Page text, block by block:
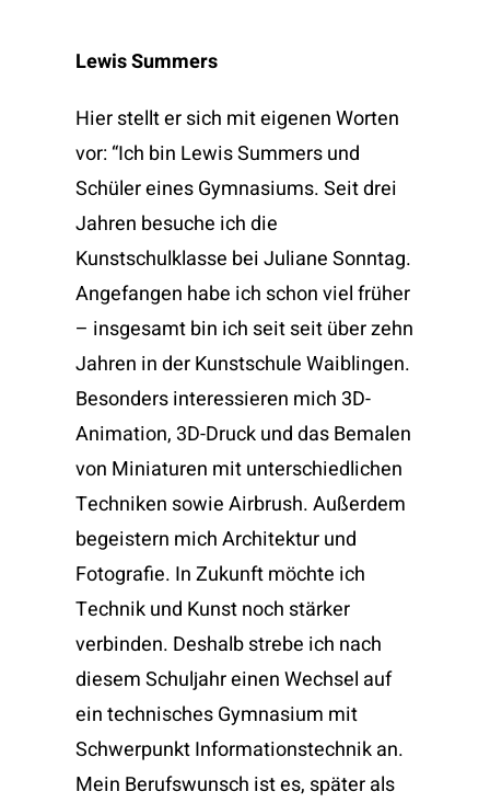
Lewis Summers
Hier stellt er sich mit eigenen Worten
vor:“Ich bin Lewis Summers und
Schüler eines Gymnasiums. Seit drei
Jahren besuche ich die
Kunstschulklasse bei Juliane Sonntag.
Angefangen habe ich schon viel früher
– insgesamt bin ich seit seit über zehn
Jahren in der Kunstschule Waiblingen.
Besonders interessieren mich 3D-
Animation, 3D-Druck und das Bemalen
von Miniaturen mit unterschiedlichen
Techniken sowie Airbrush. Außerdem
begeistern mich Architektur und
Fotografie. In Zukunft möchte ich
Technik und Kunst noch stärker
verbinden. Deshalb strebe ich nach
diesem Schuljahr einen Wechsel auf
ein technisches Gymnasium mit
Schwerpunkt Informationstechnik an.
Mein Berufswunsch ist es, später als